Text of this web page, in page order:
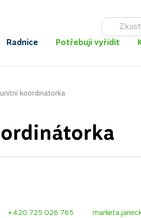
Radnice Potřebuji vyřídit
koordinátorka
+420 725 026 765